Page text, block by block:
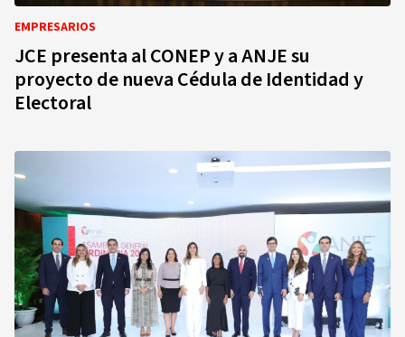
EMPRESARIOS
JCE presenta al CONEP y a ANJE su
proyecto de nueva Cédula de Identidad y
Electoral